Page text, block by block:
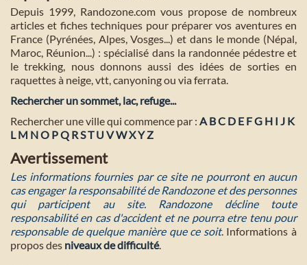
Depuis 1999, Randozone.com vous propose de nombreux
articles et fiches techniques pour préparer vos aventures en
France (Pyrénées, Alpes, Vosges...) et dans le monde (Népal,
Maroc, Réunion...) : spécialisé dans la randonnée pédestre et
le trekking, nous donnons aussi des idées de sorties en
raquettes à neige, vtt, canyoning ou via ferrata.
Rechercher un sommet, lac, refuge...
Rechercher une ville qui commence par : A BC D E FG H I J K
L M NO PQ RST U VWXYZ
Avertissement
Les informations fournies par ce site ne pourront en aucun
cas engager la responsabilité de Randozone et des personnes
qui participent au site. Randozone décline toute
responsabilité en cas d'accident et ne pourra etre tenu pour
responsable de quelque manière que ce soit. Informations à
propos des niveaux de difficulté.